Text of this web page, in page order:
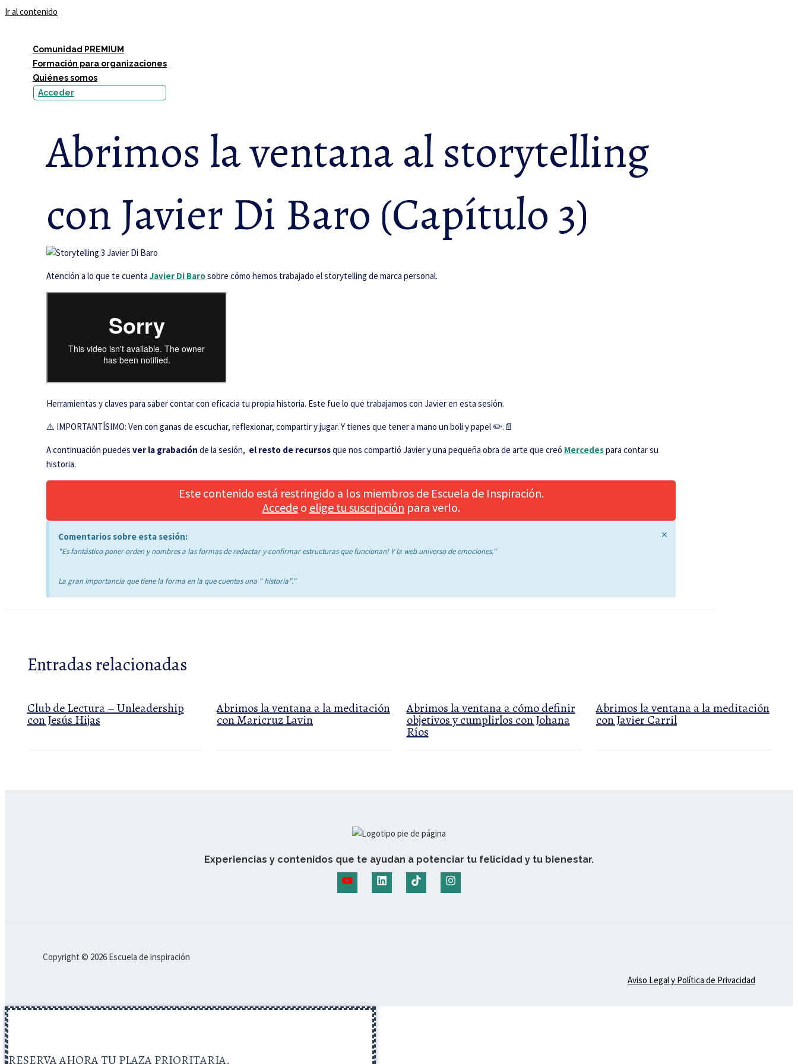
Ir al contenido
Comunidad PREMIUM
Formación para organizaciones
Quiénes somos
Acceder
Abrimos la ventana al storytelling
con Javier Di Baro (Capítulo 3)
Atención a lo que te cuentaJavier Di Barosobre cómo hemos trabajado el storytelling de marca personal.
Herramientas y claves para saber contar con eficacia tu propia historia. Este fue lo que trabajamos con Javier en esta sesión.
⚠️ IMPORTANTÍSIMO: Ven con ganas de escuchar, reflexionar, compartir y jugar. Y tienes que tener a mano un boli y papel ✏️.📄
A continuación puedes ver la grabación de la sesión, el resto de recursosque nos compartió Javier y una pequeña obra de arte que creó Mercedespara contar su
historia.
Este contenido está restringido a los miembros de Escuela de Inspiración.
Accedeo elige tu suscripción para verlo.
Comentarios sobre esta sesión:
"Es fantástico poner orden y nombres a las formas de redactar y confirmar estructuras que funcionan! Y la web universo de emociones."
La gran importancia que tiene la forma en la que cuentas una " historia"."
×
Entradas relacionadas
Club de Lectura – Unleadership
con Jesús Hijas
Abrimos la ventana a la meditación
con Maricruz Lavin
Abrimos la ventana a cómo definir
objetivos y cumplirlos con Johana
Ríos
Abrimos la ventana a la meditación
con Javier Carril
Experiencias y contenidos que te ayudan a potenciar tu felicidad y tu bienestar.
Copyright © 2026 Escuela de inspiración
Aviso Legal y Política de Privacidad
RESERVA AHORA TU PLAZA PRIORITARIA.